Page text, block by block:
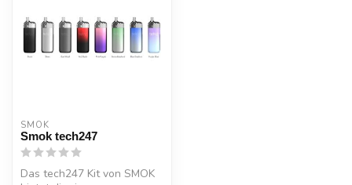
SMOK
Smok tech247
Das tech247 Kit von SMOK